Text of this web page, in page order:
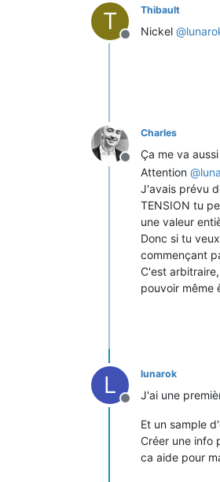
T
Offline
Thibault
Nickel @
Offline
Charles
Ça me va aussi
Attention @
J'avais prévu
TENSION tu
une valeur
Donc si tu
commençant
C'est
pouvoir même
L
Offline
lunarok
J'ai une
Et un sample
Créer une info
ca aide pour